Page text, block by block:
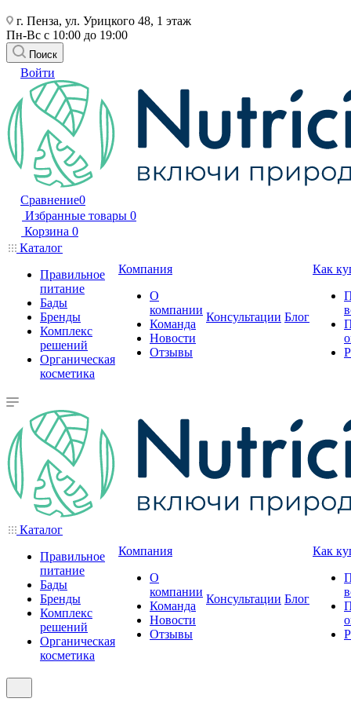
г. Пенза, ул. Урицкого 48, 1 этаж
Пн-Вс с 10:00 до 19:00
Поиск
Войти
Сравнение0
Избранные товары 0
Корзина 0
Каталог
Правильное
питание
Бады
Бренды
Комплекс
решений
Органическая
косметика
Компания
О
компании
Команда
Новости
Отзывы
Консультации Блог
Как
Каталог
Правильное
питание
Бады
Бренды
Комплекс
решений
Органическая
косметика
Компания
О
компании
Команда
Новости
Отзывы
Консультации Блог
Как